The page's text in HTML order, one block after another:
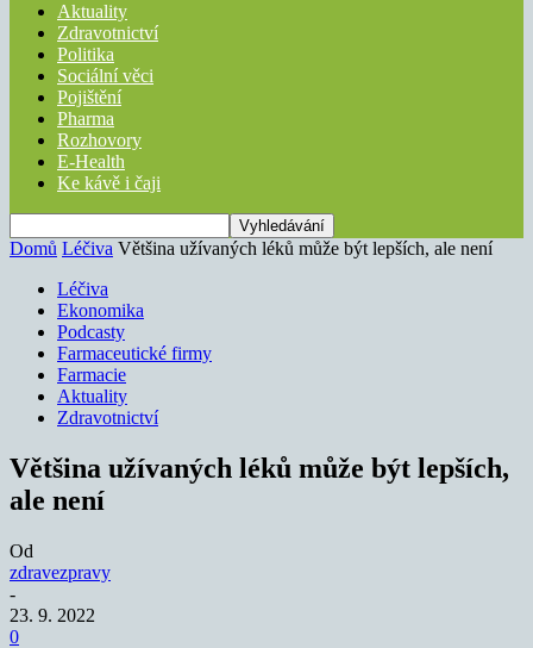
Aktuality
Zdravotnictví
Politika
Sociální věci
Pojištění
Pharma
Rozhovory
E-Health
Ke kávě i čaji
Domů Léčiva Většina užívaných léků může být lepších, ale není
Léčiva
Ekonomika
Podcasty
Farmaceutické firmy
Farmacie
Aktuality
Zdravotnictví
Většina užívaných léků může být lepších,
ale není
Od
zdravezpravy
-
23. 9. 2022
0